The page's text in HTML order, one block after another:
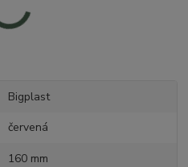
Bigplast
červená
160 mm